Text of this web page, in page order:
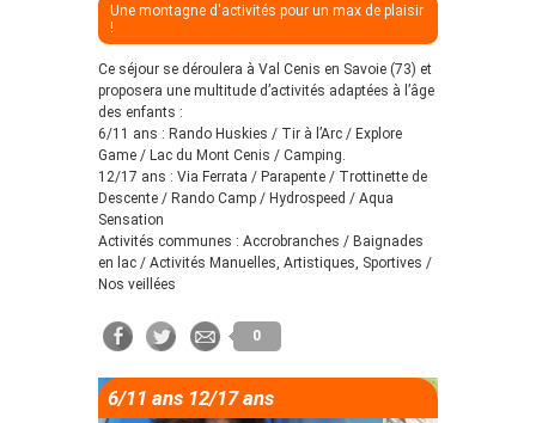
Une montagne d'activités pour un max de plaisir
!
Ce séjour se déroulera à Val Cenis en Savoie (73) et
proposera une multitude d’activités adaptées à l’âge
des enfants :
6/11 ans : Rando Huskies / Tir à l’Arc / Explore
Game / Lac du Mont Cenis / Camping.
12/17 ans : Via Ferrata / Parapente / Trottinette de
Descente / Rando Camp / Hydrospeed / Aqua
Sensation
Activités communes : Accrobranches / Baignades
en lac / Activités Manuelles, Artistiques, Sportives /
Nos veillées
0
6/11 ans 12/17 ans